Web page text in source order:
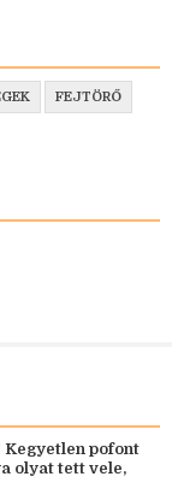
FEJTÖRŐ
Kegyetlen pofont
olyat tett vele,